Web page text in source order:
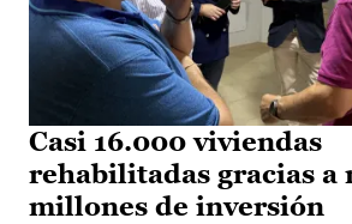
Casi 16.000 viviendas
rehabilitadas gracias a
millones de inversión